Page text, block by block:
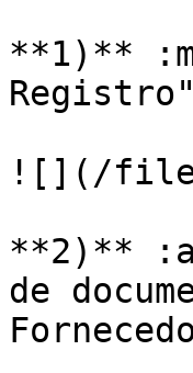
**1)**
![](/
**2)**
de